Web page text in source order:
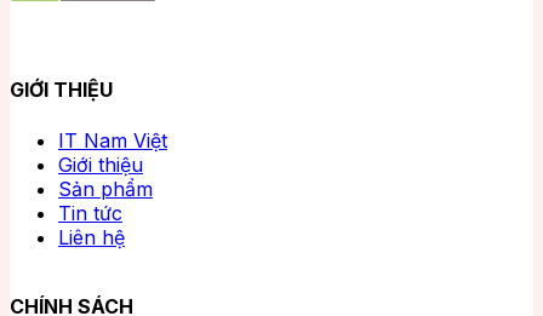
GIỚI THIỆU
IT Nam Việt
Giới thiệu
Sản phẩm
Tin tức
Liên hệ
CHÍNH SÁCH